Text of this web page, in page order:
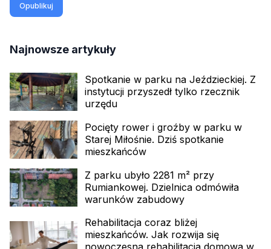
Opublikuj
Najnowsze artykuły
Spotkanie w parku na Jeździeckiej. Z
instytucji przyszedł tylko rzecznik
urzędu
Pocięty rower i groźby w parku w
Starej Miłośnie. Dziś spotkanie
mieszkańców
Z parku ubyło 2281 m² przy
Rumiankowej. Dzielnica odmówiła
warunków zabudowy
Rehabilitacja coraz bliżej
mieszkańców. Jak rozwija się
nowoczesna rehabilitacja domowa w